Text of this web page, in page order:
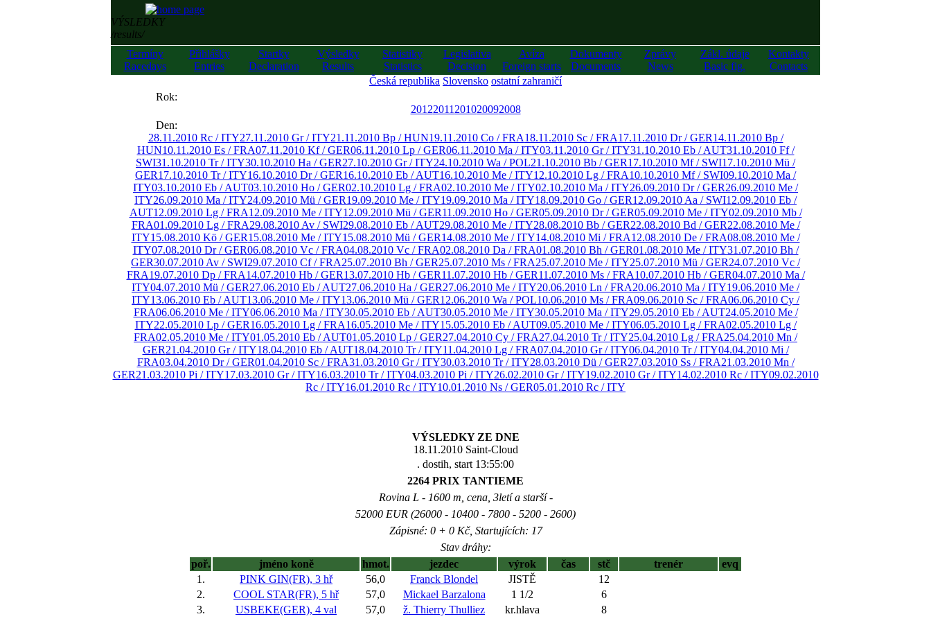
VÝSLEDKY
/results/
Termíny
Racedays
Přihlášky
Entries
Startky
Declaration
Výsledky
Results
Statistiky
Statistics
Legislativa
Decision
Avíza
Foreign starts
Dokumenty
Documents
Zprávy
News
Zákl. údaje
Basic fig.
Kontakty
Contacts
Česká republika Slovensko ostatní zahraničí
Rok:
20122011 201020092008
Den:
28.11.2010 Rc / ITY27.11.2010 Gr / ITY21.11.2010 Bp / HUN19.11.2010 Co / FRA18.11.2010 Sc / FRA17.11.2010 Dr / GER14.11.2010 Bp /
HUN10.11.2010 Es / FRA07.11.2010 Kf / GER06.11.2010 Lp / GER06.11.2010 Ma / ITY03.11.2010 Gr / ITY31.10.2010 Eb / AUT31.10.2010 Ff /
SWI31.10.2010 Tr / ITY30.10.2010 Ha / GER27.10.2010 Gr / ITY24.10.2010 Wa / POL21.10.2010 Bb / GER17.10.2010 Mf / SWI17.10.2010 Mü /
GER17.10.2010 Tr / ITY16.10.2010 Dr / GER16.10.2010 Eb / AUT16.10.2010 Me / ITY12.10.2010 Lg / FRA10.10.2010 Mf / SWI09.10.2010 Ma /
ITY03.10.2010 Eb / AUT03.10.2010 Ho / GER02.10.2010 Lg / FRA02.10.2010 Me / ITY02.10.2010 Ma / ITY26.09.2010 Dr / GER26.09.2010 Me /
ITY26.09.2010 Ma / ITY24.09.2010 Mü / GER19.09.2010 Me / ITY19.09.2010 Ma / ITY18.09.2010 Go / GER12.09.2010 Aa / SWI12.09.2010 Eb /
AUT12.09.2010 Lg / FRA12.09.2010 Me / ITY12.09.2010 Mü / GER11.09.2010 Ho / GER05.09.2010 Dr / GER05.09.2010 Me / ITY02.09.2010 Mb /
FRA01.09.2010 Lg / FRA29.08.2010 Av / SWI29.08.2010 Eb / AUT29.08.2010 Me / ITY28.08.2010 Bb / GER22.08.2010 Bd / GER22.08.2010 Me /
ITY15.08.2010 Kö / GER15.08.2010 Me / ITY15.08.2010 Mü / GER14.08.2010 Me / ITY14.08.2010 Mi / FRA12.08.2010 De / FRA08.08.2010 Me /
ITY07.08.2010 Dr / GER06.08.2010 Vc / FRA04.08.2010 Vc / FRA02.08.2010 Da / FRA01.08.2010 Bh / GER01.08.2010 Me / ITY31.07.2010 Bh /
GER30.07.2010 Av / SWI29.07.2010 Cf / FRA25.07.2010 Bh / GER25.07.2010 Ms / FRA25.07.2010 Me / ITY25.07.2010 Mü / GER24.07.2010 Vc /
FRA19.07.2010 Dp / FRA14.07.2010 Hb / GER13.07.2010 Hb / GER11.07.2010 Hb / GER11.07.2010 Ms / FRA10.07.2010 Hb / GER04.07.2010 Ma /
ITY04.07.2010 Mü / GER27.06.2010 Eb / AUT27.06.2010 Ha / GER27.06.2010 Me / ITY20.06.2010 Ln / FRA20.06.2010 Ma / ITY19.06.2010 Me /
ITY13.06.2010 Eb / AUT13.06.2010 Me / ITY13.06.2010 Mü / GER12.06.2010 Wa / POL10.06.2010 Ms / FRA09.06.2010 Sc / FRA06.06.2010 Cy /
FRA06.06.2010 Me / ITY06.06.2010 Ma / ITY30.05.2010 Eb / AUT30.05.2010 Me / ITY30.05.2010 Ma / ITY29.05.2010 Eb / AUT24.05.2010 Me /
ITY22.05.2010 Lp / GER16.05.2010 Lg / FRA16.05.2010 Me / ITY15.05.2010 Eb / AUT09.05.2010 Me / ITY06.05.2010 Lg / FRA02.05.2010 Lg /
FRA02.05.2010 Me / ITY01.05.2010 Eb / AUT01.05.2010 Lp / GER27.04.2010 Cy / FRA27.04.2010 Tr / ITY25.04.2010 Lg / FRA25.04.2010 Mn /
GER21.04.2010 Gr / ITY18.04.2010 Eb / AUT18.04.2010 Tr / ITY11.04.2010 Lg / FRA07.04.2010 Gr / ITY06.04.2010 Tr / ITY04.04.2010 Mi /
FRA03.04.2010 Dr / GER01.04.2010 Sc / FRA31.03.2010 Gr / ITY30.03.2010 Tr / ITY28.03.2010 Dü / GER27.03.2010 Ss / FRA21.03.2010 Mn /
GER21.03.2010 Pi / ITY17.03.2010 Gr / ITY16.03.2010 Tr / ITY04.03.2010 Pi / ITY26.02.2010 Gr / ITY19.02.2010 Gr / ITY14.02.2010 Rc / ITY09.02.2010
Rc / ITY16.01.2010 Rc / ITY10.01.2010 Ns / GER05.01.2010 Rc / ITY
VÝSLEDKY ZE DNE
18.11.2010 Saint-Cloud
. dostih, start 13:55:00
2264 PRIX TANTIEME
Rovina L - 1600 m, cena, 3letí a starší -
52000 EUR (26000 - 10400 - 7800 - 5200 - 2600)
Zápisné: 0 + 0 Kč, Startujících: 17
Stav dráhy:
poř.
jméno koně hmot. jezdec výrok čas stč trenér
evq
1.
PINK GIN(FR), 3 hř 56,0 Franck Blondel JISTĚ
12
2.
COOL STAR(FR), 5 hř 57,0 Mickael Barzalona 1 1/2
6
3.
USBEKE(GER), 4 val 57,0 ž. Thierry Thulliez kr.hlava
8